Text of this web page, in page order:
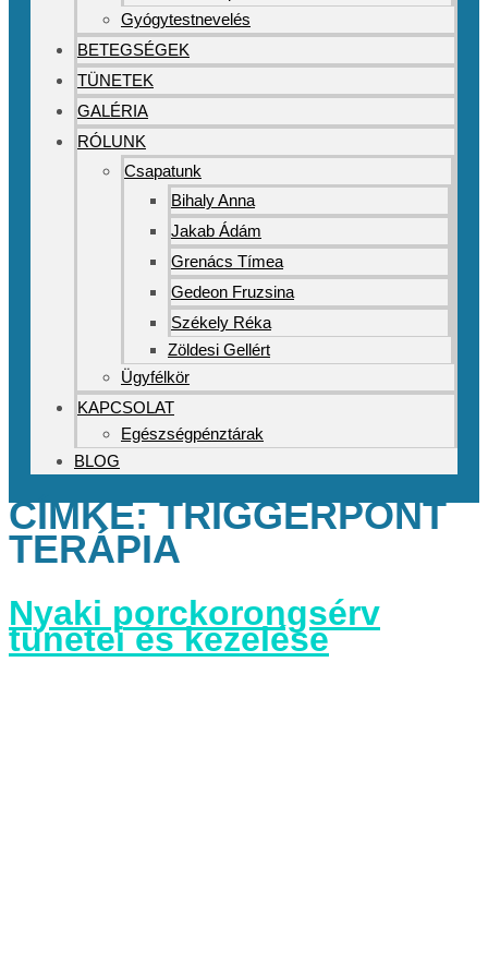
Gyógytestnevelés
BETEGSÉGEK
TÜNETEK
GALÉRIA
RÓLUNK
Csapatunk
Bihaly Anna
Jakab Ádám
Grenács Tímea
Gedeon Fruzsina
Székely Réka
Zöldesi Gellért
Ügyfélkör
KAPCSOLAT
Egészségpénztárak
BLOG
CÍMKE:TRIGGERPONT
TERÁPIA
Nyaki porckorongsérv
tünetei és kezelése